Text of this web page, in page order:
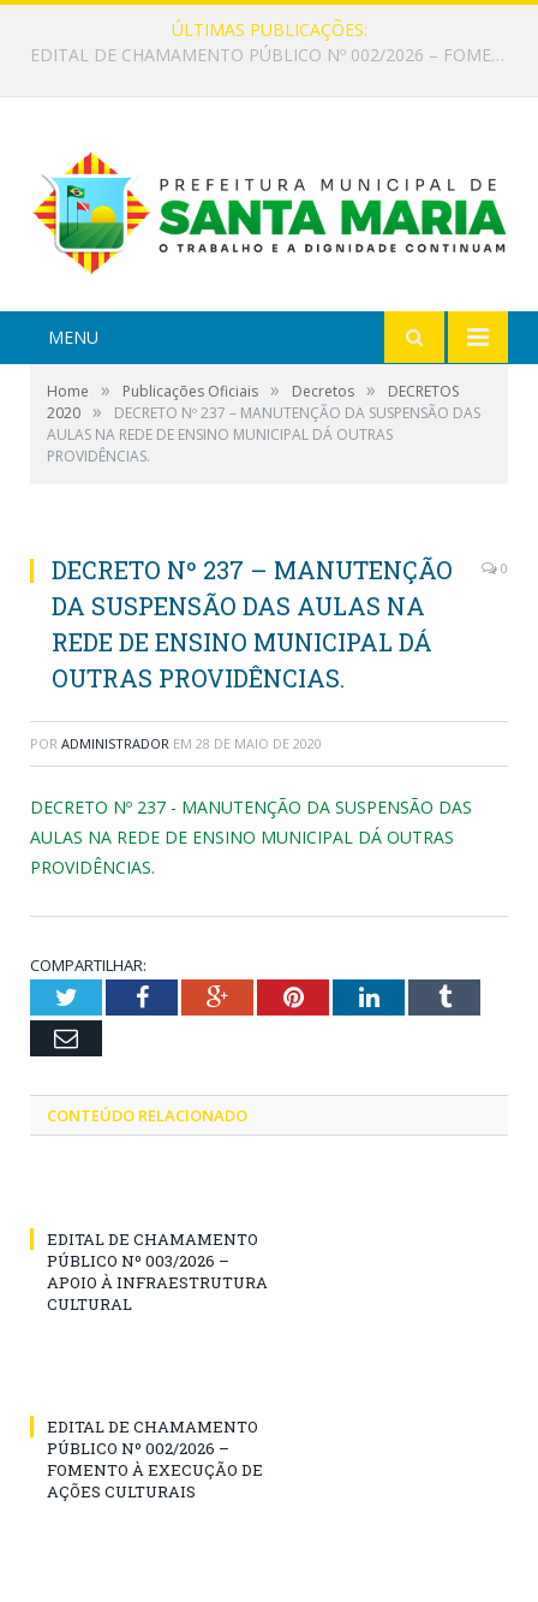
ÚLTIMAS PUBLICAÇÕES:
EDITAL DE CHAMAMENTO PÚBLICO Nº 002/2026 – FOMENTO À EXECUÇÃO DE AÇÕES CULTURAIS
MENU
Home » Publicações Oficiais » Decretos »
DECRETOS
2020 »
DECRETO Nº 237 – MANUTENÇÃO DA SUSPENSÃO DAS
AULAS NA REDE DE ENSINO MUNICIPAL DÁ OUTRAS
PROVIDÊNCIAS.
DECRETO Nº 237 – MANUTENÇÃO
DA SUSPENSÃO DAS AULAS NA
REDE DE ENSINO MUNICIPAL DÁ
OUTRAS PROVIDÊNCIAS.
0
POR ADMINISTRADOR EM 28 DE MAIO DE 2020
DECRETO Nº 237 - MANUTENÇÃO DA SUSPENSÃO DAS
AULAS NA REDE DE ENSINO MUNICIPAL DÁ OUTRAS
PROVIDÊNCIAS.
COMPARTILHAR:
TwitterFacebookGoogle+PinterestLinkedInTumblr
Email
CONTEÚDO RELACIONADO
EDITAL DE CHAMAMENTO
PÚBLICO Nº 003/2026 –
APOIO À INFRAESTRUTURA
CULTURAL
EDITAL DE CHAMAMENTO
PÚBLICO Nº 002/2026 –
FOMENTO À EXECUÇÃO DE
AÇÕES CULTURAIS